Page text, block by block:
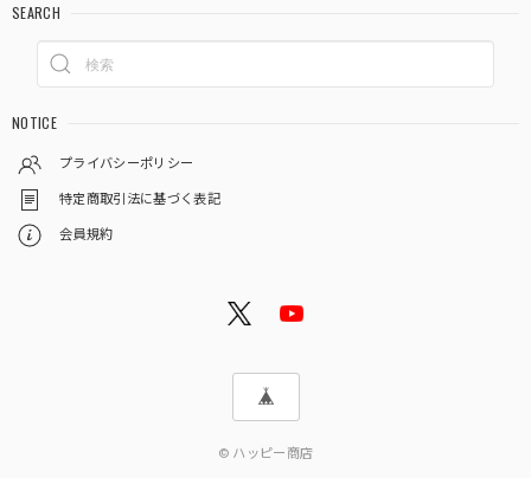
SEARCH
NOTICE
プライバシーポリシー
特定商取引法に基づく表記
会員規約
© ハッピー商店